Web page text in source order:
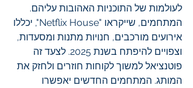
לעולמות של התוכניות האהובות עליהם.
המתחמים, שייקראו "Netflix House", יכללו
אירועים מורכבים, חנויות מתנות ומסעדות,
וצפויים להיפתח בשנת 2025. לצעד זה
פוטנציאל למשוך לקוחות חוזרים ולחזק את
המותג. המתחמים החדשים יאפשרו